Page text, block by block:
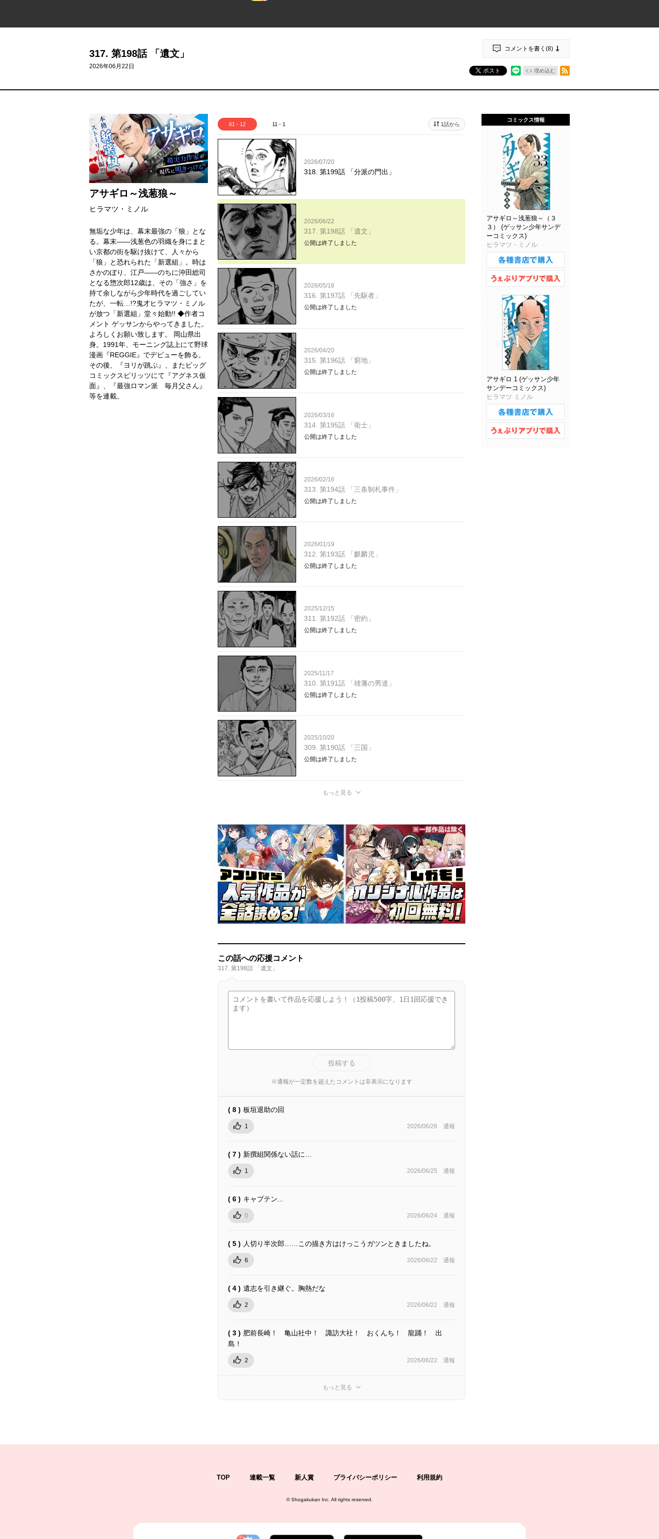
317. 第198話 「遺文」
2026年06月22日
コメントを書く(8)
ポスト 埋め込む
アサギロ～浅葱狼～
ヒラマツ・ミノル
無垢な少年は、幕末最強の「狼」とな
る。幕末――浅葱色の羽織を身にまと
い京都の街を駆け抜けて、人々から
「狼」と恐れられた「新選組」。時は
さかのぼり、江戸――のちに沖田総司
となる惣次郎12歳は、その「強さ」を
持て余しながら少年時代を過ごしてい
たが、一転…!?鬼才ヒラマツ・ミノル
が放つ「新選組」堂々始動!! ◆作者コ
メント ゲッサンからやってきました。
よろしくお願い致します。 岡山県出
身。1991年、モーニング誌上にて野球
漫画『REGGIE』でデビューを飾る。
その後、『ヨリが跳ぶ』、またビッグ
コミックスピリッツにて『アグネス仮
面』、『最強ロマン派 毎月父さん』
等を連載。
61 - 12 11 - 1 1話から
2026/07/20
318. 第199話 「分派の門出」
2026/06/22
317. 第198話 「遺文」
公開は終了しました
2026/05/18
316. 第197話 「先駆者」
公開は終了しました
2026/04/20
315. 第196話 「窮地」
公開は終了しました
2026/03/16
314. 第195話 「衛士」
公開は終了しました
2026/02/16
313. 第194話 「三条制札事件」
公開は終了しました
2026/01/19
312. 第193話 「麒麟児」
公開は終了しました
2025/12/15
311. 第192話 「密約」
公開は終了しました
2025/11/17
310. 第191話 「雄藩の男達」
公開は終了しました
2025/10/20
309. 第190話 「三国」
公開は終了しました
もっと見る
この話への応援コメント
317. 第198話 「遺文」
投稿する
※通報が一定数を超えたコメントは非表示になります
( 8 ) 板垣退助の回
1 2026/06/26 通報
( 7 ) 新撰組関係ない話に…
1 2026/06/25 通報
( 6 ) キャプテン...
0 2026/06/24 通報
( 5 ) 人切り半次郎……この描き方はけっこうガツンときましたね。
6 2026/06/22 通報
( 4 ) 遺志を引き継ぐ。胸熱だな
2 2026/06/22 通報
( 3 ) 肥前長崎！ 亀山社中！ 諏訪大社！ おくんち！ 龍踊！ 出
島！
2 2026/06/22 通報
もっと見る
コミックス情報
アサギロ～浅葱狼～（３
３） (ゲッサン少年サンデ
ーコミックス)
ヒラマツ・ミノル
アサギロ 1 (ゲッサン少年
サンデーコミックス)
ヒラマツ ミノル
TOP 連載一覧 新人賞 プライバシーポリシー 利用規約
©Shogakukan Inc. All rights reserved.